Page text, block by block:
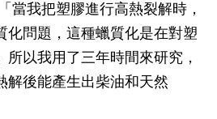
當我把塑膠進行高熱裂解時，
化問題，這種蠟質化是在對塑
以我用了三年時間來研究，
解後能產生出柴油和天然